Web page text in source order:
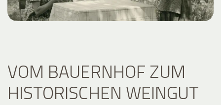
VOM BAUERNHOF ZUM
HISTORISCHEN WEINGUT